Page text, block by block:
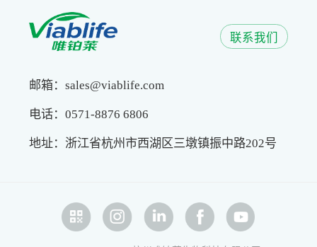
联系我们
邮箱：sales@viablife.com
电话：0571-8876 6806
地址：浙江省杭州市西湖区三墩镇振中路202号